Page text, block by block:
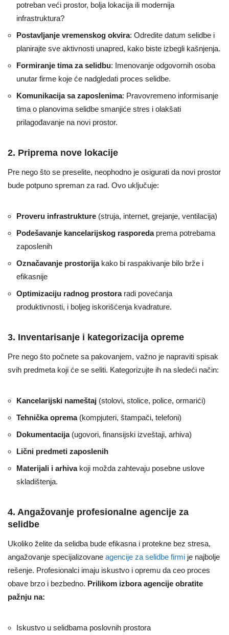
potreban veći prostor, bolja lokacija ili modernija
infrastruktura?
Postavljanje vremenskog okvira: Odredite datum selidbe i
planirajte sve aktivnosti unapred, kako biste izbegli kašnjenja.
Formiranje tima za selidbu: Imenovanje odgovornih osoba
unutar firme koje će nadgledati proces selidbe.
Komunikacija sa zaposlenima: Pravovremeno informisanje
tima o planovima selidbe smanjiće stres i olakšati
prilagođavanje na novi prostor.
2. Priprema nove lokacije
Pre nego što se preselite, neophodno je osigurati da novi prostor
bude potpuno spreman za rad. Ovo uključuje:
Proveru infrastrukture (struja, internet, grejanje, ventilacija)
Podešavanje kancelarijskog rasporedaprema potrebama
zaposlenih
Označavanje prostorijakako bi raspakivanje bilo brže i
efikasnije
Optimizaciju radnog prostoraradi povećanja
produktivnosti, i boljeg iskorišćenja kvadrature.
3. Inventarisanje i kategorizacija opreme
Pre nego što počnete sa pakovanjem, važno je napraviti spisak
svih predmeta koji će se seliti. Kategorizujte ih na sledeći način:
Kancelarijski nameštaj (stolovi, stolice, police, ormarići)
Tehnička oprema(kompjuteri, štampači, telefoni)
Dokumentacija(ugovori, finansijski izveštaji, arhiva)
Lični predmeti zaposlenih
Materijali i arhivakoji možda zahtevaju posebne uslove
skladištenja.
4. Angažovanje profesionalne agencije za
selidbe
Ukoliko želite da selidba bude efikasna i protekne bez stresa,
angažovanje specijalizovane agencije za selidbe firmi je najbolje
rešenje. Profesionalci imaju iskustvo i opremu da ceo proces
obave brzo i bezbedno. Prilikom izbora agencije obratite
pažnju na:
Iskustvo u selidbama poslovnih prostora